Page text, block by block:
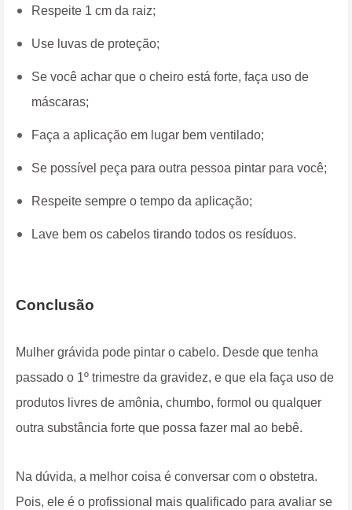
Respeite 1 cm da raiz;
Use luvas de proteção;
Se você achar que o cheiro está forte, faça uso de
máscaras;
Faça a aplicação em lugar bem ventilado;
Se possível peça para outra pessoa pintar para você;
Respeite sempre o tempo da aplicação;
Lave bem os cabelos tirando todos os resíduos.
Conclusão
Mulher grávida pode pintar o cabelo. Desde que tenha
passado o 1º trimestre da gravidez, e que ela faça uso de
produtos livres de amônia, chumbo, formol ou qualquer
outra substância forte que possa fazer mal ao bebê.
Na dúvida, a melhor coisa é conversar com o obstetra.
Pois, ele é o profissional mais qualificado para avaliar se